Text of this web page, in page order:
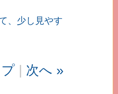
、少し見やす
プ 次へ »